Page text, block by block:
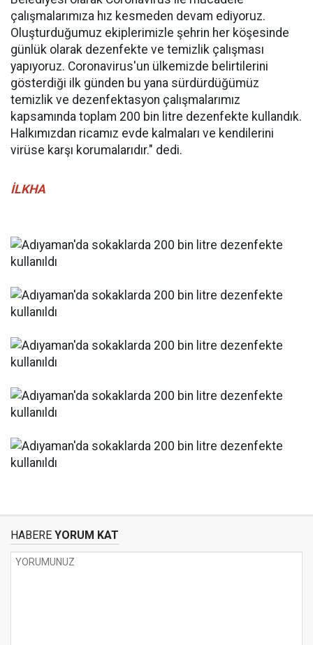
çalışmalarımıza hız kesmeden devam ediyoruz.
Oluşturduğumuz ekiplerimizle şehrin her köşesinde
günlük olarak dezenfekte ve temizlik çalışması
yapıyoruz. Coronavirus'un ülkemizde belirtilerini
gösterdiği ilk günden bu yana sürdürdüğümüz
temizlik ve dezenfektasyon çalışmalarımız
kapsamında toplam 200 bin litre dezenfekte kullandık.
Halkımızdan ricamız evde kalmaları ve kendilerini
virüse karşı korumalarıdır." dedi.
İLKHA
HABERE YORUM KAT